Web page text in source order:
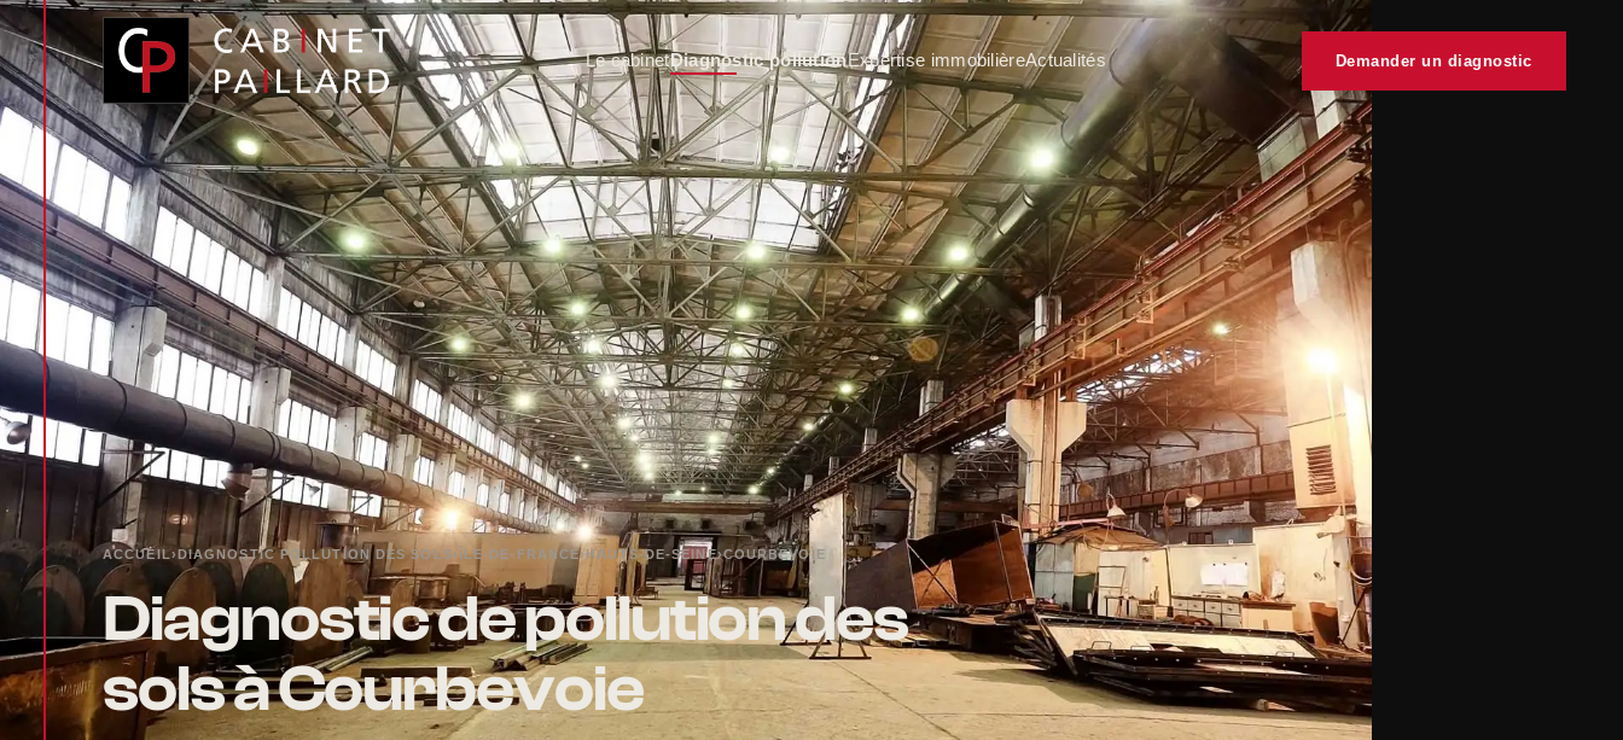
Le cabinetDiagnostic pollutionExpertise immobilièreActualités Demander un diagnostic
ACCUEIL›DIAGNOSTIC POLLUTION DES SOLS› ÎLE-DE-FRANCE› HAUTS-DE-SEINE›COURBEVOIE
Diagnostic de pollution des
sols à Courbevoie
Panneau de gestion des cookies